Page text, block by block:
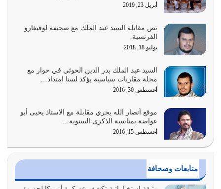
أغسطس 3, 2026
الغاية من الصلاة هو ذكر الله (أقم الصلاة لذكري) إضافة إلى
{وَأَعِدُّوا لَهُمْ مَا…
أغسطس 2, 2026
السبب الرئيسي لشقاء الأمة الابتعاد عن كتاب الله والتعدي
لحدود الله بالإضافات للدين
أغسطس 1, 2026
أبرز أسباب الشقاء هو الإعراض عن ذكر الله وعن هدى الله
المتمثل في القرآن الكريم
يوليو 31, 2026
أولياء الشيطان كلما كانوا أكثر ولاءً وطاعة للشيطان كلما كانوا
أكثر ضعفاً
يوليو 30, 2026
أبريل 23, 2019
نص مقابلة السيد عبد الملك مع صحيفة لوفيغارو
الفرنسية.
يوليو 18, 2018
السيد عبد الملك بدر الدين الحوثي في حوار مع
مجلة مقاربات سياسية يؤكد لسنا امتداد…
أغسطس 30, 2016
موقع أنصار الله يجري مقابلة مع الاستاذ يحيى أبو
عواضة بمناسبة الذكرى السنوية…
أغسطس 15, 2016
متابعات وصحافة